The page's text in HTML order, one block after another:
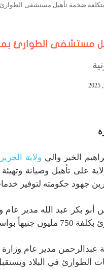
بتكلفة ضخمة تأهيل مستشفى
مستشفى الطوارئ
الخير والي ولاية
على تأهيل وصيانة وتهيئة
جهود حكومته لتوفير
أبو بكر عبد الله مدير عام
كيكا الهندسية.
عبدالرحمن مدير عام
الطوارئ في البلاد